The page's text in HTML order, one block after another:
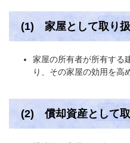
(1) 家屋として取り
家屋の所有者が所有する
り、その家屋の効用を高
(2) 償却資産として